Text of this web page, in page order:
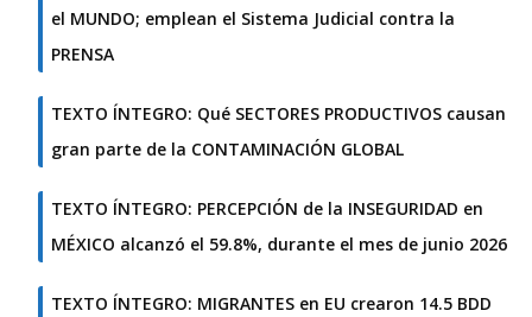
el MUNDO; emplean el Sistema Judicial contra la
PRENSA
TEXTO ÍNTEGRO: Qué SECTORES PRODUCTIVOS causan
gran parte de la CONTAMINACIÓN GLOBAL
TEXTO ÍNTEGRO: PERCEPCIÓN de la INSEGURIDAD en
MÉXICO alcanzó el 59.8%, durante el mes de junio 2026
TEXTO ÍNTEGRO: MIGRANTES en EU crearon 14.5 BDD